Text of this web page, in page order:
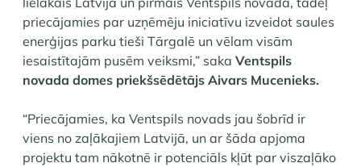
priecājamies par uzņēmēju iniciatīvu izveidot saules
enerģijas parku tieši Tārgalē un vēlam visām
iesaistītajām pusēm veiksmi,” saka Ventspils
novada domes priekšsēdētājs Aivars Mucenieks.
“Priecājamies, ka Ventspils novads jau šobrīd ir
viens no zaļākajiem Latvijā, un ar šāda apjoma
projektu tam nākotnē ir potenciāls kļūt par viszaļāko